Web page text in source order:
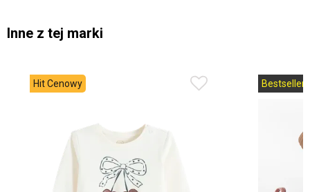
Inne z tej marki
Hit Cenowy Bestseller